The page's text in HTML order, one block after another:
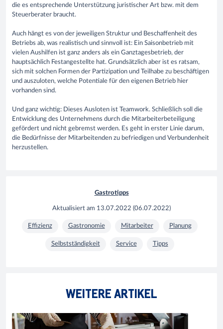
die es entsprechende Unterstützung juristischer Art bzw. mit dem
Steuerberater braucht.
Auch hängt es von der jeweiligen Struktur und Beschaffenheit des
Betriebs ab, was realistisch und sinnvoll ist: Ein Saisonbetrieb mit
vielen Aushilfen ist ganz anders als ein Ganztagesbetrieb, der
hauptsächlich Festangestellte hat. Grundsätzlich aber ist es ratsam,
sich mit solchen Formen der Partizipation und Teilhabe zu beschäftigen
und auszuloten, welche Potentiale für den eigenen Betrieb hier
vorhanden sind.
Und ganz wichtig: Dieses Ausloten ist Teamwork. Schließlich soll die
Entwicklung des Unternehmens durch die Mitarbeiterbeteiligung
gefördert und nicht gebremst werden. Es geht in erster Linie darum,
die Bedürfnisse der Mitarbeitenden zu befriedigen und Verbundenheit
herzustellen.
Gastrotipps
Aktualisiert am 13.07.2022 (06.07.2022)
Effizienz Gastronomie Mitarbeiter Planung
Selbstständigkeit Service Tipps
WEITERE ARTIKEL